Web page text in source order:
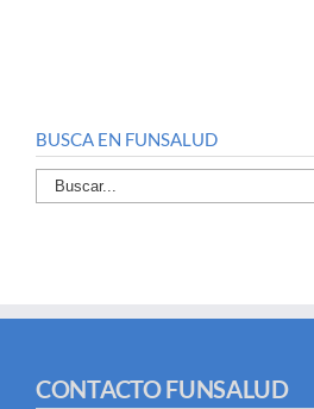
BUSCA EN FUNSALUD
Buscar
por:
CONTACTO FUNSALUD